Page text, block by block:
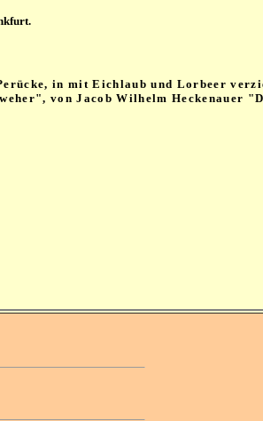
in mit Eichlaub und Lorbeer
von Jacob Wilhelm Heckenauer